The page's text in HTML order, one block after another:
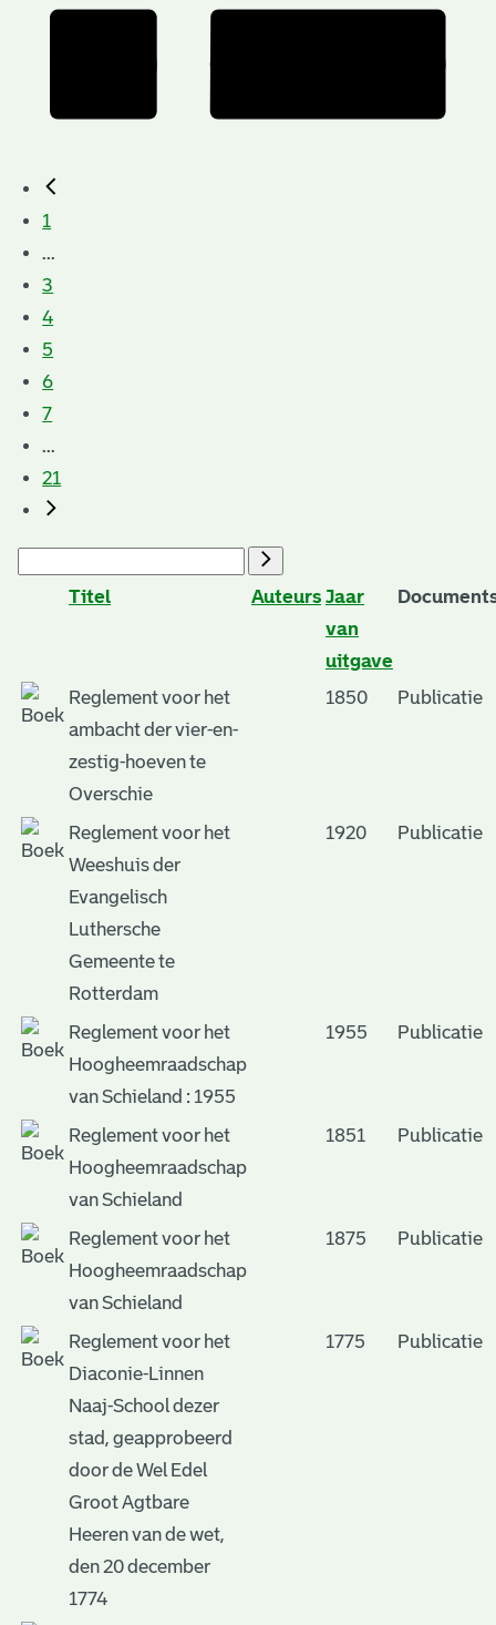
1
...
3
4
5
6
7
...
21
Titel Auteurs Jaar
van
uitgave
Reglement voor het
ambacht der vier-en-
zestig-hoeven te
Overschie
1850 Publicatie
Reglement voor het
Weeshuis der
Evangelisch
Luthersche
Gemeente te
Rotterdam
1920 Publicatie
Reglement voor het
Hoogheemraadschap
van Schieland : 1955
1955 Publicatie
Reglement voor het
Hoogheemraadschap
van Schieland
1851 Publicatie
Reglement voor het
Hoogheemraadschap
van Schieland
1875 Publicatie
Reglement voor het
Diaconie-Linnen
Naaj-School dezer
stad, geapprobeerd
door de Wel Edel
Groot Agtbare
Heeren van de wet,
den 20 december
1774
1775 Publicatie